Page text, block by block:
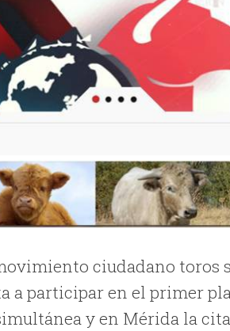
ciudadano toros
participar en el primer
y en Mérida la